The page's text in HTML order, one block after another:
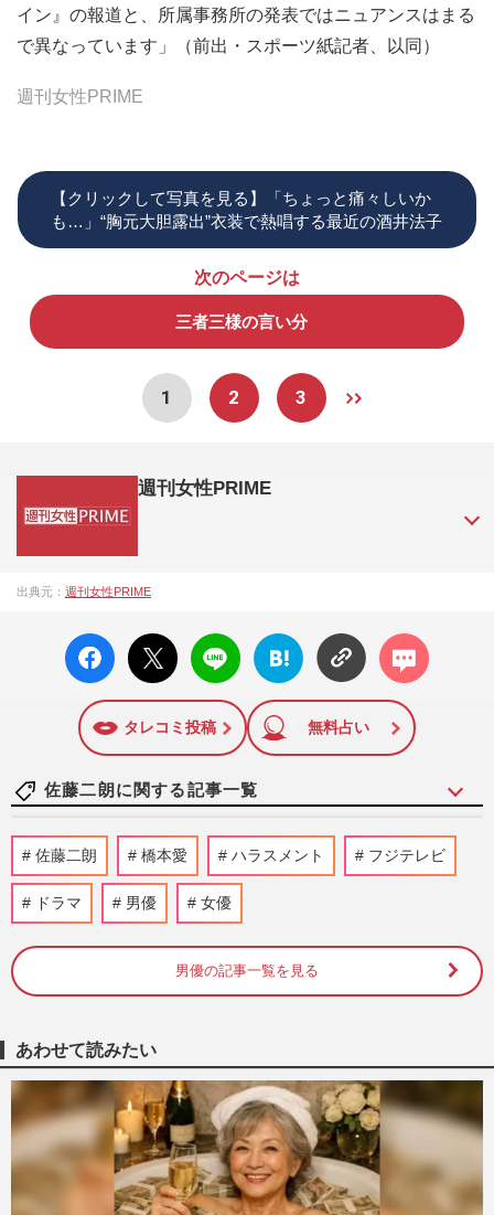
イン』の報道と、所属事務所の発表ではニュアンスはまる
で異なっています」（前出・スポーツ紙記者、以同）
週刊女性PRIME
【クリックして写真を見る】「ちょっと痛々しいか
も…」“胸元大胆露出”衣装で熱唱する最近の酒井法子
次のページは
三者三様の言い分
1 2 3
週刊女性PRIME
成27年）1月に開設された主婦と生活社が運営する日本のニュ
陣の執筆記事を配信するほか、女性週刊誌『週刊女性』の誌
面に掲載された記事から、インターネット利用者層にとって
特に関心の高い題材の記事を、WEB向けにリライトして配信
しています！
出典元： 週刊女性PRIME
facebo
ok い
X ポス
ト
LINE
はてな
ブック
に追加
コメン
ト
タレコミ投稿 無料占い
佐藤二朗に関する記事一覧
NHK『歴史探偵』などハラスメント騒動
の佐藤二朗起用に「現時点で出演継続」
で“国民”から支持、明暗分け…
週刊女性PRIME
佐藤二朗、騒動の沈黙破り『名無し』『爆
弾』の“国際映画祭”選出に感謝「日本を飛
週刊女性PRIME
映画『踊る大捜査線』最新予告映像に佐藤
二朗登場のウラで深津絵里の「すみれがい
ない…」奇跡の復活を“望…
週刊女性PRIME 2026/7/14
佐藤二朗 橋本愛 ハラスメント フジテレビ
ドラマ 男優 女優
男優の記事一覧を見る
あわせて読みたい